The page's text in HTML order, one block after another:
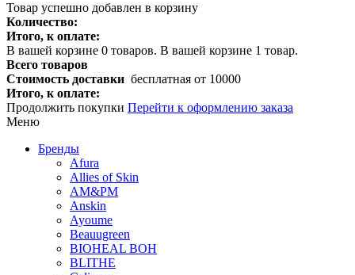
Товар успешно добавлен в корзину
Количество:
Итого, к оплате:
В вашей корзине 0 товаров. В вашей корзине 1 товар.
Всего товаров
Стоимость доставки бесплатная от 10000
Итого, к оплате:
Продолжить покупки Перейти к оформлению заказа
Меню
Бренды
Afura
Allies of Skin
AM&PM
Anskin
Ayoume
Beauugreen
BIOHEAL BOH
BLITHE